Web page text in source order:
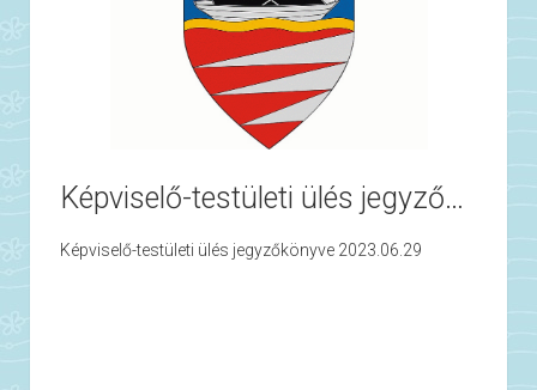
Képviselő-testületi ülés jegyzőkönyve 2023.06.29
Képviselő-testületi ülés jegyzőkönyve 2023.06.29